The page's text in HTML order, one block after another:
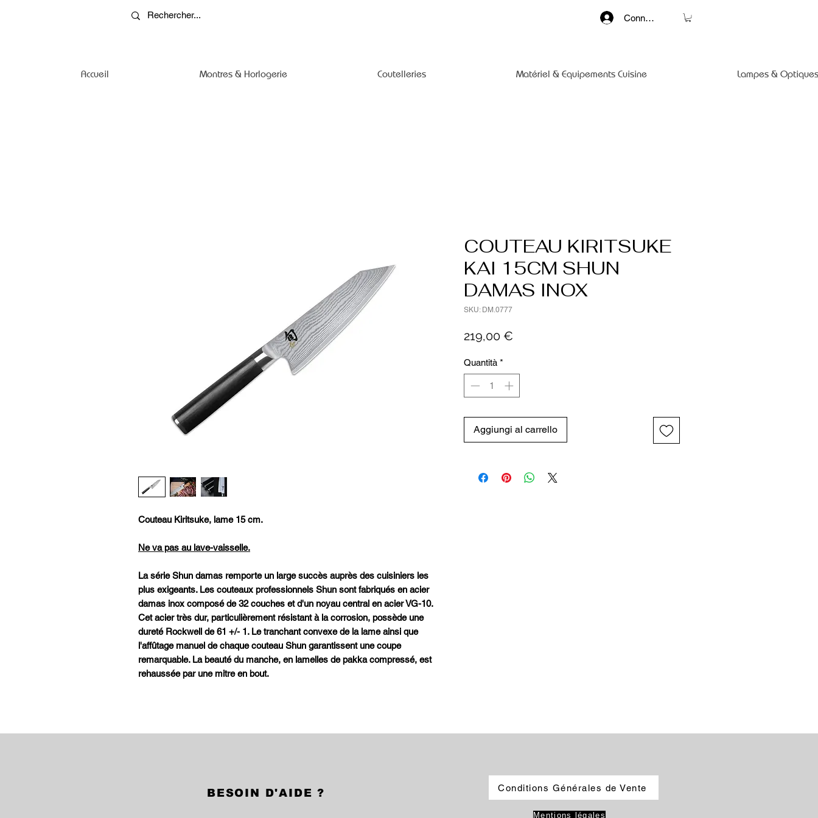
Connexion
Accueil Montres & Horlogerie Coutelleries Matériel & Equipements Cuisine Lampes &
Couteau Kiritsuke, lame 15 cm.
Ne va pas au lave-vaisselle.
La série Shun damas remporte un large succès auprès des cuisiniers les
plus exigeants. Les couteaux professionnels Shun sont fabriqués en acier
damas inox composé de 32 couches et d'un noyau central en acier VG-10.
Cet acier très dur, particulièrement résistant à la corrosion, possède une
dureté Rockwell de 61 +/- 1. Le tranchant convexe de la lame ainsi que
l'affûtage manuel de chaque couteau Shun garantissent une coupe
remarquable. La beauté du manche, en lamelles de pakka compressé, est
rehaussée par une mitre en bout.
COUTEAU KIRITSUKE
KAI 15CM SHUN
DAMAS INOX
SKU: DM.0777
219,00 €
Quantità *
Aggiungi al carrello
BESOIN D'AIDE ? Conditions Générales de Vente
Mentions légales